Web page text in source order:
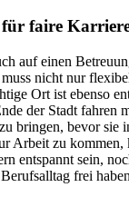
faire
auf einen
nicht nur
Ort ist ebenso
der Stadt fahren
bringen, bevor sie
Arbeit zu kommen,
entspannt sein,
frei